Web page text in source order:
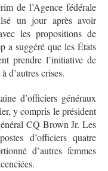
de l’Agence fédérale
un jour après avoir
les propositions de
a suggéré que les États
prendre l’initiative de
d’autres crises.
d’officiers généraux
y compris le président
CQ Brown Jr. Les
d’officiers quatre
d’autres femmes